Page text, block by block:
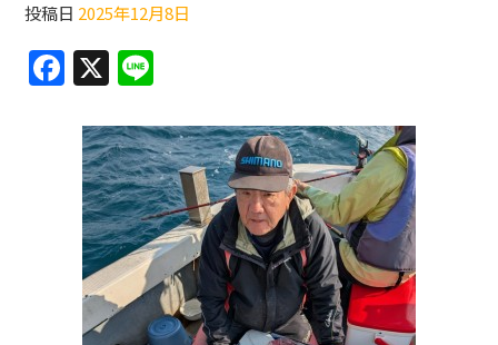
投稿日 2025年12月8日
F
c
e
b
o
o
k
X
e